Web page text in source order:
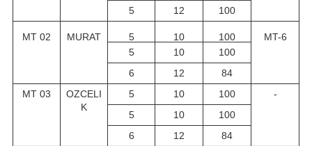
5
12 100
MT 02 MURAT 5 10 100
MT-6
5
10
100
6
12
84
MT 03
OZCELI
K
5 10 100
-
5
10
100
6
12
84